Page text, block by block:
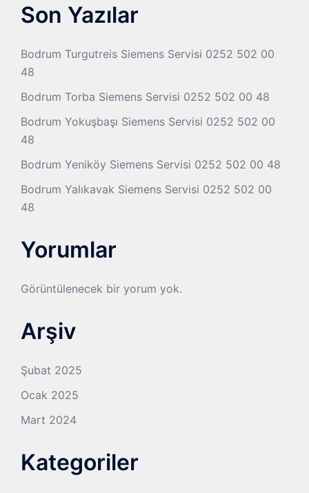
Son Yazılar
Bodrum Turgutreis Siemens Servisi 0252 502 00
48
Bodrum Torba Siemens Servisi 0252 502 00 48
Bodrum Yokuşbaşı Siemens Servisi 0252 502 00
48
Bodrum Yeniköy Siemens Servisi 0252 502 00 48
Bodrum Yalıkavak Siemens Servisi 0252 502 00
48
Yorumlar
Görüntülenecek bir yorum yok.
Arşiv
Şubat 2025
Ocak 2025
Mart 2024
Kategoriler